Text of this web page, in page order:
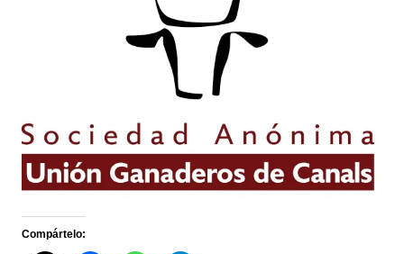
Compártelo: